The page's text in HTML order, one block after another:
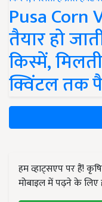
Pusa
तैयार हो
किस्में,
क्विंटल तक
हम व्हाट्सएप पर हैं!
मोबाइल में पढ़ने के लिए